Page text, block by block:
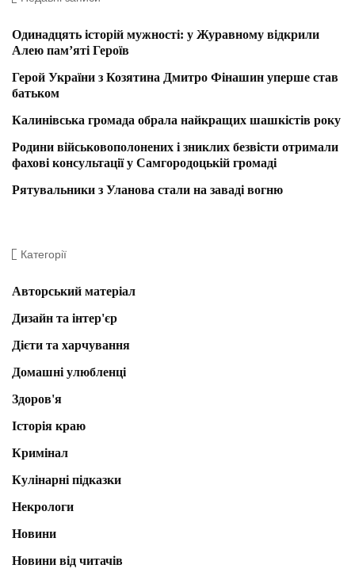
Одинадцять історій мужності: у Журавному відкрили
Алею пам’яті Героїв
Герой України з Козятина Дмитро Фінашин уперше став
батьком
Калинівська громада обрала найкращих шашкістів року
Родини військовополонених і зниклих безвісти отримали
фахові консультації у Самгородоцькій громаді
Рятувальники з Уланова стали на заваді вогню
Категорії
Авторський матеріал
Дизайн та інтер'єр
Дієти та харчування
Домашні улюбленці
Здоров'я
Історія краю
Кримінал
Кулінарні підказки
Некрологи
Новини
Новини від читачів